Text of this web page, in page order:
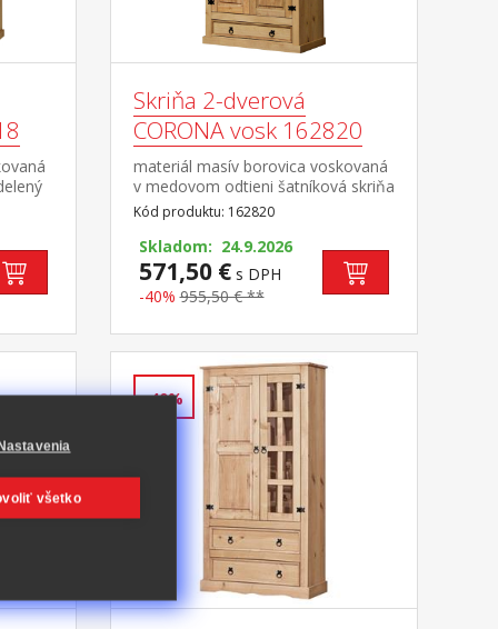
Skriňa 2-dverová
CORONA vosk 162820
materiál masív borovica voskovaná
v medovom odtieni šatníková skriňa
s šatníkovou tyčou a policou na
klobúky v spodnej časti veľká
zásuvka, kovové ozdobné
úchytky odporúčaný nadstavec
CORONA 16951 súčasť zostavy
Corona
Kód produktu: 162820
Skladom: 24.9.2026
571,50 €s DPH
-40% 955,50 € **
-40%
všetko